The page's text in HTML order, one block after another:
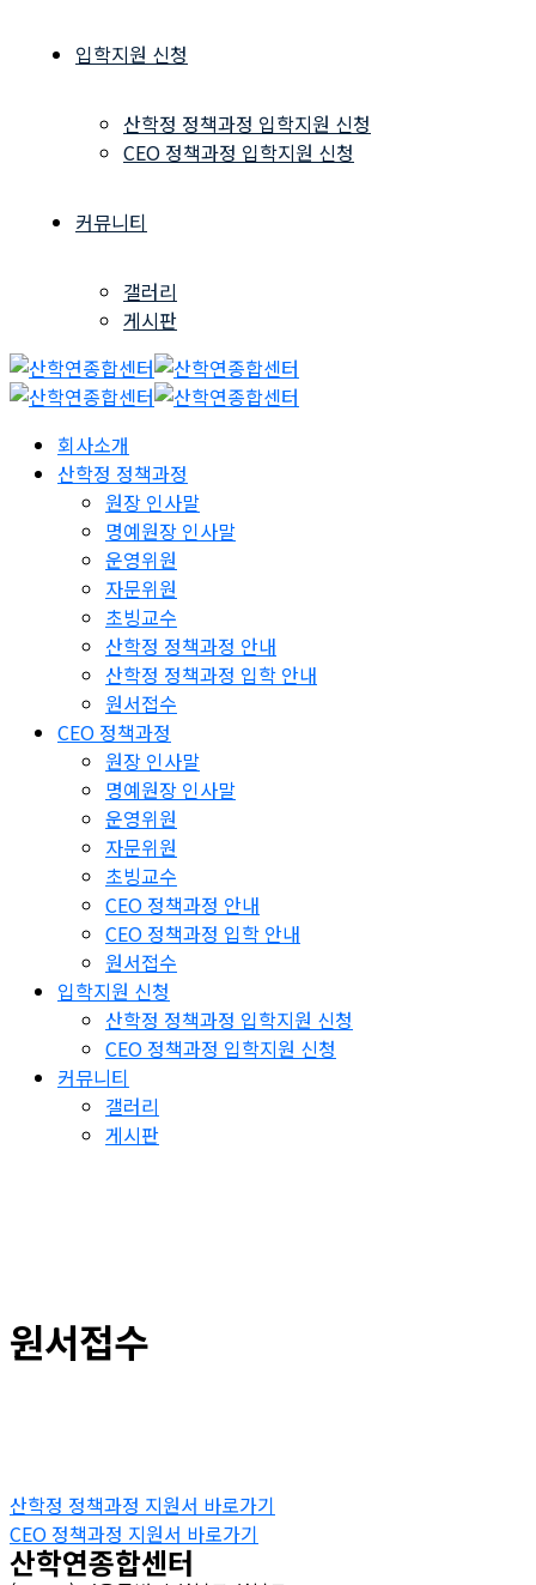
입학지원 신청
산학정 정책과정 입학지원 신청
CEO 정책과정 입학지원 신청
커뮤니티
갤러리
게시판
회사소개
산학정 정책과정
원장 인사말
명예원장 인사말
운영위원
자문위원
초빙교수
산학정 정책과정 안내
산학정 정책과정 입학 안내
원서접수
CEO 정책과정
원장 인사말
명예원장 인사말
운영위원
자문위원
초빙교수
CEO 정책과정 안내
CEO 정책과정 입학 안내
원서접수
입학지원 신청
산학정 정책과정 입학지원 신청
CEO 정책과정 입학지원 신청
커뮤니티
갤러리
게시판
원서접수
산학정 정책과정 지원서 바로가기
CEO 정책과정 지원서 바로가기
산학연종합센터